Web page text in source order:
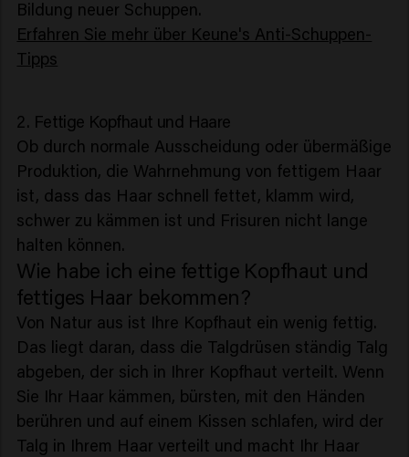
Bildung neuer Schuppen.
Erfahren Sie mehr über Keune's Anti-Schuppen-
Tipps
2. Fettige Kopfhaut und Haare
Ob durch normale Ausscheidung oder übermäßige
Produktion, die Wahrnehmung von fettigem Haar
ist, dass das Haar schnell fettet, klamm wird,
schwer zu kämmen ist und Frisuren nicht lange
halten können.
Wie habe ich eine fettige Kopfhaut und
fettiges Haar bekommen?
Von Natur aus ist Ihre Kopfhaut ein wenig fettig.
Das liegt daran, dass die Talgdrüsen ständig Talg
abgeben, der sich in Ihrer Kopfhaut verteilt. Wenn
Sie Ihr Haar kämmen, bürsten, mit den Händen
berühren und auf einem Kissen schlafen, wird der
Talg in Ihrem Haar verteilt und macht Ihr Haar